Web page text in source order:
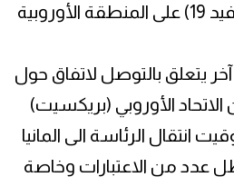
(كورونا المستجد – كوفيد 19) على المنطقة الأوروبية
يتعلق بالتوصل لاتفاق حول
الاتحاد الأوروبي (بريكسيت)
انتقال الرئاسة الى المانيا
عدد من الاعتبارات وخاصة